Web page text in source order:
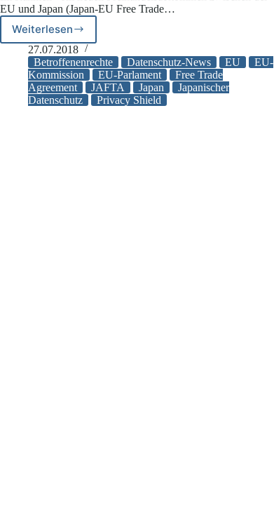
EU und Japan (Japan-EU Free Trade…
Weiterlesen
EU
wird
japanisches
Datenschutzsystem
anerkennen
27.07.2018
Betroffenenrechte
Datenschutz-News EU
EU-
Kommission
EU-Parlament
Free Trade
Agreement
JAFTA Japan
Japanischer
Datenschutz
Privacy Shield